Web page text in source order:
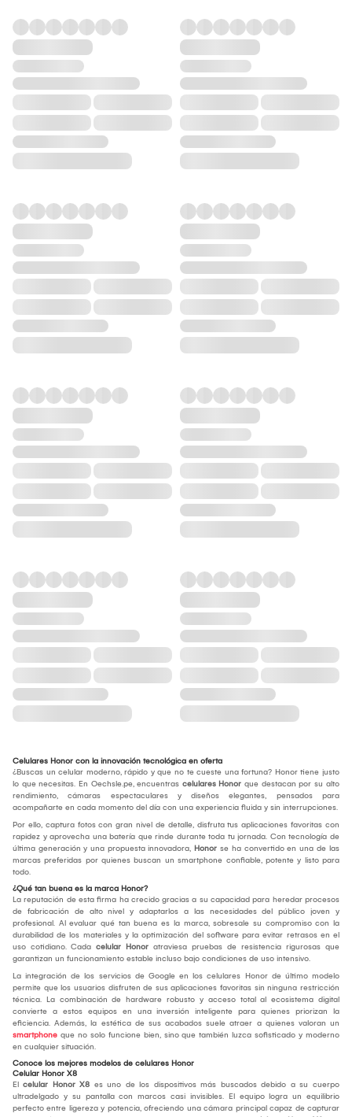
Celulares Honor con la innovación tecnológica en oferta
¿Buscas un celular moderno, rápido y que no te cueste una fortuna? Honor tiene justo
lo que necesitas. En Oechsle.pe, encuentras celulares Honor que destacan por su alto
rendimiento, cámaras espectaculares y diseños elegantes, pensados para
acompañarte en cada momento del día con una experiencia fluida y sin interrupciones.
Por ello, captura fotos con gran nivel de detalle, disfruta tus aplicaciones favoritas con
rapidez y aprovecha una batería que rinde durante toda tu jornada. Con tecnología de
última generación y una propuesta innovadora, Honor se ha convertido en una de las
marcas preferidas por quienes buscan un smartphone confiable, potente y listo para
todo.
¿Qué tan buena es la marca Honor?
La reputación de esta firma ha crecido gracias a su capacidad para heredar procesos
de fabricación de alto nivel y adaptarlos a las necesidades del público joven y
profesional. Al evaluar qué tan buena es la marca, sobresale su compromiso con la
durabilidad de los materiales y la optimización del software para evitar retrasos en el
uso cotidiano. Cada celular Honor atraviesa pruebas de resistencia rigurosas que
garantizan un funcionamiento estable incluso bajo condiciones de uso intensivo.
La integración de los servicios de Google en los celulares Honor de último modelo
permite que los usuarios disfruten de sus aplicaciones favoritas sin ninguna restricción
técnica. La combinación de hardware robusto y acceso total al ecosistema digital
convierte a estos equipos en una inversión inteligente para quienes priorizan la
eficiencia. Además, la estética de sus acabados suele atraer a quienes valoran un
smartphone que no solo funcione bien, sino que también luzca sofisticado y moderno
en cualquier situación.
Conoce los mejores modelos de celulares Honor
Celular Honor X8
El celular Honor X8 es uno de los dispositivos más buscados debido a su cuerpo
ultradelgado y su pantalla con marcos casi invisibles. El equipo logra un equilibrio
perfecto entre ligereza y potencia, ofreciendo una cámara principal capaz de capturar